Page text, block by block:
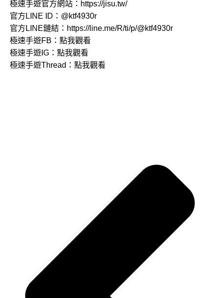
極速手遊官方網站： https://jisu.tw/
官方LINE ID： @ktf4930r
官方LINE鏈結： https://line.me/R/ti/p/@ktf4930r
極速手遊FB： 點我觀看
極速手遊IG： 點我觀看
極速手遊Thread： 點我觀看